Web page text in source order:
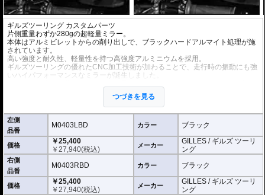
ギルズツーリング カスタムパーツ
片側重量わずか280gの超軽量ミラー。
本体はアルミビレットからの削り出しで、ブラックハードアルマイト処理が施
されています。
高い強度と耐久性、軽量性を持つ高強度アルミニウムを採用。
ギルズツーリングの優れたCNC加工技術が加わることで、走行時の振動にも強
いハイパフォーマンスなミラーが誕生しました。
付属アダプターは汎用性が高く、多くの車種にご利用いただけます。
※車検対応
※左右別売
※商品は汎用品です。
(取付確認がされているものは下記の適合検索で適合品番をご確認いただけま
す。)
M0403LBD / M0403RBD : M10のボルト受けのある車両に適合
※車体側のミラーの取り付け部分が下記のいずれかのネジに対応していること
をご確認ください。
つづきを見る
左側
品番
M0403LBD カラー ブラック
価格
￥25,400
￥27,940(税込) メーカー
GILLES / ギルズ ツーリ
ング
右側
品番
M0403RBD カラー ブラック
価格
￥25,400
￥27,940(税込) メーカー
GILLES / ギルズ ツーリ
ング